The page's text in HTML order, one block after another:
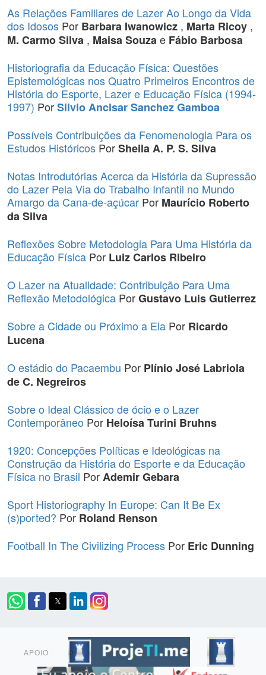
As Relações Familiares de Lazer Ao Longo da Vida
dos Idosos Por Barbara Iwanowicz , Marta Ricoy ,
M. Carmo Silva , Maisa Souzae Fábio Barbosa
Historiografia da Educação Física: Questões
Epistemológicas nos Quatro Primeiros Encontros de
História do Esporte, Lazer e Educação Física (1994-
1997) PorSilvio Ancisar Sanchez Gamboa
Possíveis Contribuições da Fenomenologia Para os
Estudos Históricos PorSheila A. P. S. Silva
Notas Introdutórias Acerca da História da Supressão
do Lazer Pela Via do Trabalho Infantil no Mundo
Amargo da Cana-de-açúcar Por Maurício Roberto
da Silva
Reflexões Sobre Metodologia Para Uma História da
Educação Física Por Luiz Carlos Ribeiro
O Lazer na Atualidade: Contribuição Para Uma
Reflexão Metodológica PorGustavo Luis Gutierrez
Sobre a Cidade ou Próximo a Ela Por Ricardo
Lucena
O estádio do Pacaembu Por Plínio José Labriola
de C. Negreiros
Sobre o Ideal Clássico de ócio e o Lazer
Contemporâneo Por Heloísa Turini Bruhns
1920: Concepções Políticas e Ideológicas na
Construção da História do Esporte e da Educação
Física no Brasil PorAdemir Gebara
Sport Historiography In Europe: Can It Be Ex
(s)ported? Por Roland Renson
Football In The Civilizing Process Por Eric Dunning
APOIO